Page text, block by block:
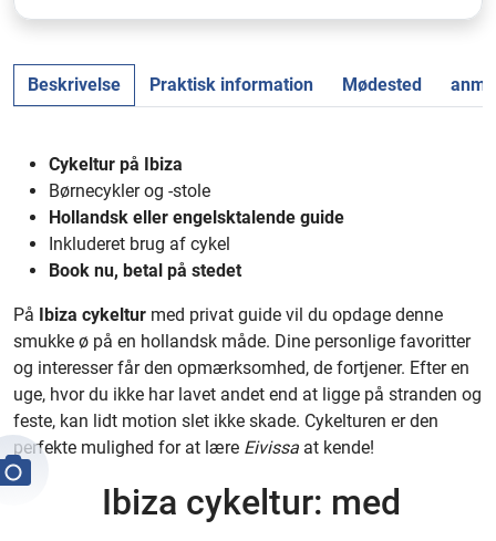
Beskrivelse Praktisk information Mødested
Cykeltur på Ibiza
Børnecykler og -stole
Hollandsk eller engelsktalende guide
Inkluderet brug af cykel
Book nu, betal på stedet
På Ibiza cykeltur med privat guide vil du opdage denne
smukke ø på en hollandsk måde. Dine personlige favoritter
og interesser får den opmærksomhed, de fortjener. Efter en
uge, hvor du ikke har lavet andet end at ligge på stranden og
feste, kan lidt motion slet ikke skade. Cykelturen er den
perfekte mulighed for at lære Eivissa at kende!
Ibiza cykeltur: med